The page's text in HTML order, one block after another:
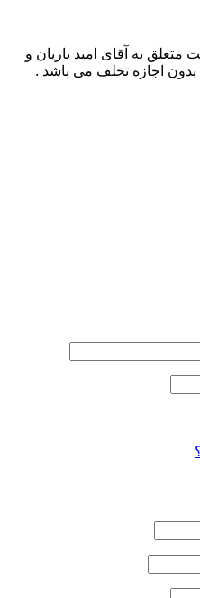
به آقای امید یاریان و
بدون اجازه تخلف می باشد .